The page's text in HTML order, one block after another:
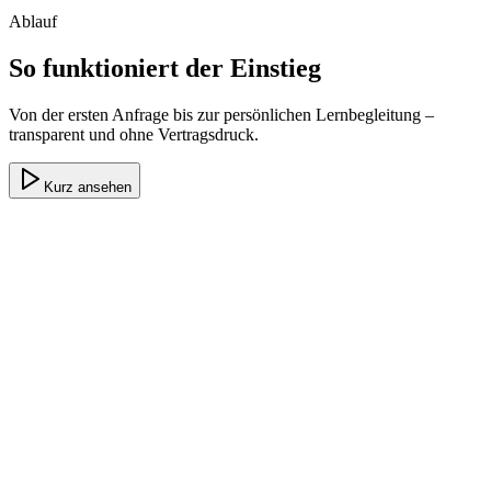
Ablauf
So funktioniert der Einstieg
Von der ersten Anfrage bis zur persönlichen Lernbegleitung –
transparent und ohne Vertragsdruck.
Kurz ansehen